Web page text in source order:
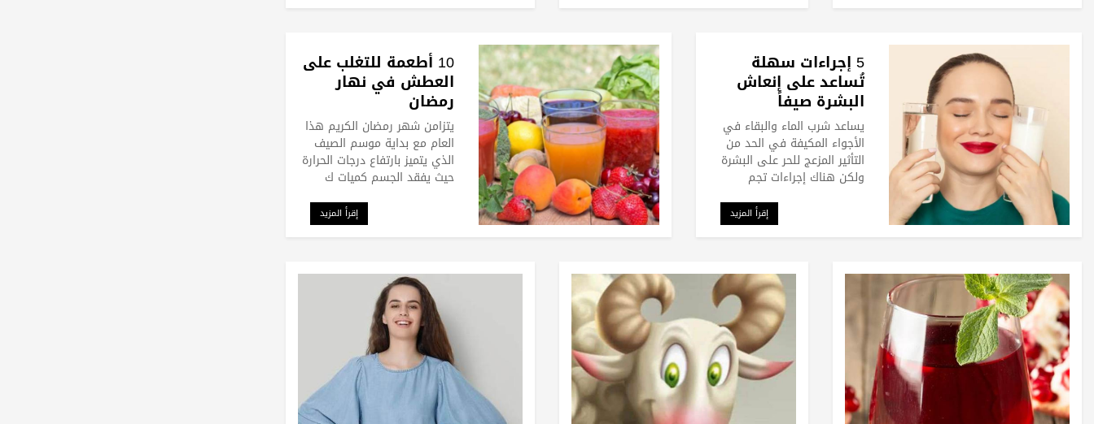
5 إجراءات سهلة
تُساعد على إنعاش
البشرة صيفاً
يساعد شرب الماء والبقاء في
الأجواء المكيفة في الحد من
التأثير المزعج للحر على البشرة
ولكن هناك إجراءات تجم
إقرأ المزيد
10 أطعمة للتغلب على
العطش في نهار
رمضان
يتزامن شهر رمضان الكريم هذا
العام مع بداية موسم الصيف
الذي يتميز بارتفاع درجات الحرارة
حيث يفقد الجسم كميات ك
إقرأ المزيد